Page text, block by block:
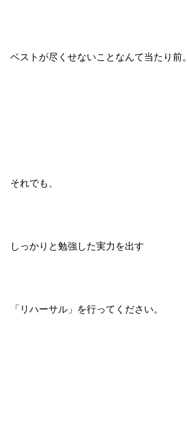
ベストが尽くせないことなんて当たり前。
それでも、
しっかりと勉強した実力を出す
「リハーサル」を行ってください。